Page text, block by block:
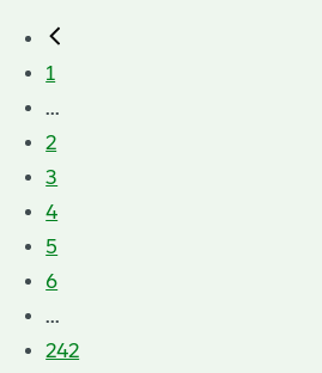
1
...
2
3
4
5
6
...
242